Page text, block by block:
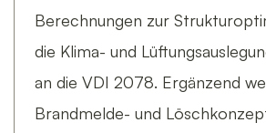
Berechnungen zur
die Klima- und
an die VDI 2078. Ergänzend
Brandmelde- und